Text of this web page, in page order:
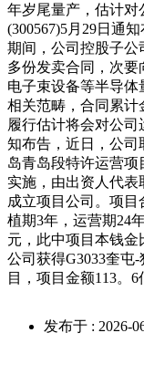
年岁尾量产，估计对
(300567)5月29日通
期间，公司控股子公
多份发卖合同，次要
电子束设备等半导
相关范畴，合同累计
履行估计将会对公司
知布告，近日，公司
岛青岛段特许运营项
实施，由出资人代表
成立项目公司。项目
植期3年，运营期24
元，此中项目本钱金
公司获得G3033奎屯
目，项目金额113。6
发布于 : 2026-